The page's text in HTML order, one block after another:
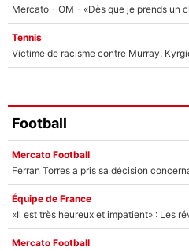
Tennis
Football
Mercato Football
Équipe de France
Mercato Football